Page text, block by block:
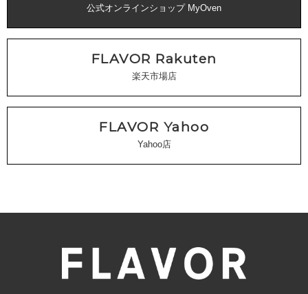
公式オンラインショップ MyOven
FLAVOR Rakuten
楽天市場店
FLAVOR Yahoo
Yahoo店